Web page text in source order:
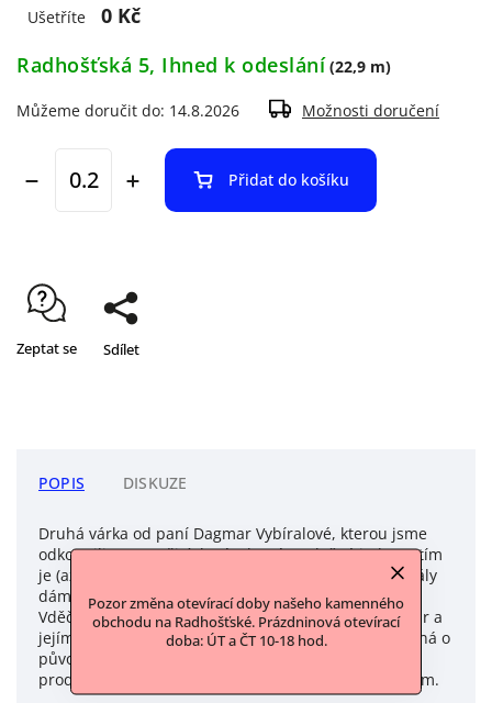
Pozor změna otevírací doby našeho kamenného
obchodu na Radhošťské. Prázdninová otevírací
doba: ÚT a ČT 10-18 hod.
Ušetříte
0 Kč
Radhošťská 5, Ihned k odeslání (22,9 m)
Můžeme doručit do: 14.8.2026 Možnosti doručení
Přidat do košíku
Zeptat se Sdílet
POPIS DISKUZE
Druhá várka od paní Dagmar Vybíralové, kterou jsme
odkoupili z nevyužitých zásob má společné jedno a tím
je (až na pár výjimek) vlna ve složení. Za tyto materiály
dáme ruku do ohně co se kvality zpracování týká.
Vděčíme za to vytříbenému vkusu a oku paní Dagmar a
jejím celoživotním zkušenostem. Jelikož se navíc jedná o
původně českou, Italskou nebo Potrugalskou letitou
produkci, je i kvaklita těchto materiálů ověřena časem.